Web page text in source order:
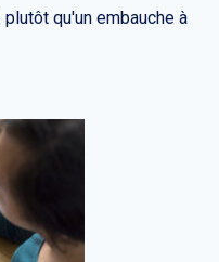
qu'un embauche à